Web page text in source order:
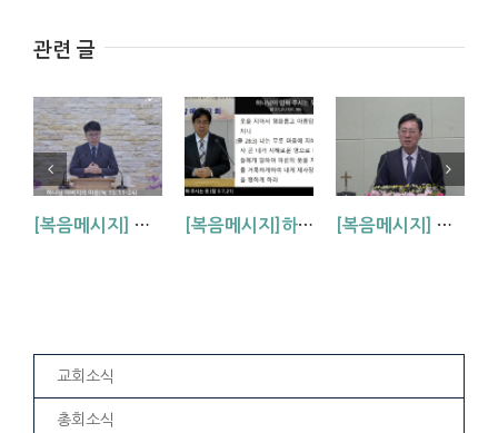
관련 글
[복음메시지] 하나님 아버지의 마음 (눅15:11~24) [복음메시지]하나님이 입혀주시는 옷 (창 3:7,21) [복음메시지] 엘리야 때(사도시대)처럼 (왕하 2:1-14)
교회소식
총회소식